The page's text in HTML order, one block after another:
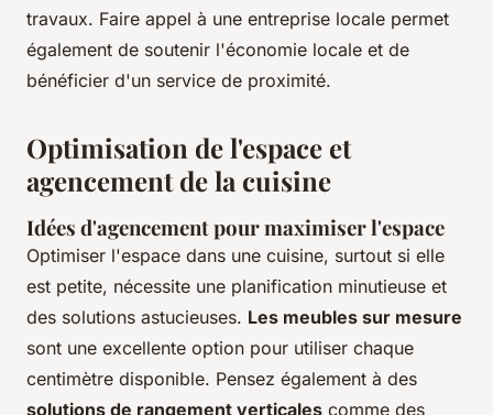
travaux. Faire appel à une entreprise locale permet
également de soutenir l'économie locale et de
bénéficier d'un service de proximité.
Optimisation de l'espace et
agencement de la cuisine
Idées d'agencement pour maximiser l'espace
Optimiser l'espace dans une cuisine, surtout si elle
est petite, nécessite une planification minutieuse et
des solutions astucieuses. Les meubles sur mesure
sont une excellente option pour utiliser chaque
centimètre disponible. Pensez également à des
solutions de rangement verticales comme des